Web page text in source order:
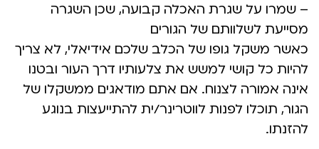
– שמרו על שגרת האכלה קבועה, שכן השגרה
מסייעת לשלוותם של הגורים
כאשר משקל גופו של הכלב שלכם אידיאלי, לא צריך
להיות כל קושי למשש את צלעותיו דרך העור ובטנו
אינה אמורה לצנוח. אם אתם מודאגים ממשקלו של
הגור, תוכלו לפנות לווטרינר/ית להתייעצות בנוגע
להזנתו.